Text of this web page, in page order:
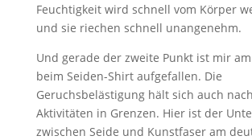
Feuchtigkeit wird schnell vom Körper
und sie riechen schnell unangenehm.
Und gerade der zweite Punkt ist mir
beim Seiden-Shirt aufgefallen. Die
Geruchsbelästigung hält sich auch
Aktivitäten in Grenzen. Hier ist der
zwischen Seide und Kunstfaser am